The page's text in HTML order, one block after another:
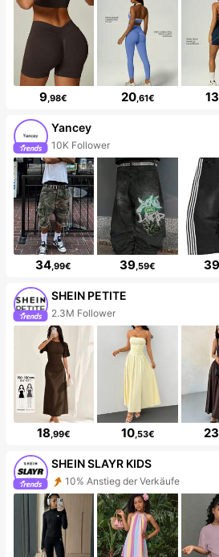
9,98€ 20,61€ 13
Yancey
10K Follower
34,99€ 39,59€ 39
SHEIN PETITE
2.3M Follower
18,99€ 10,53€ 23
SHEIN SLAYR KIDS
10% Anstieg der Verkäufe